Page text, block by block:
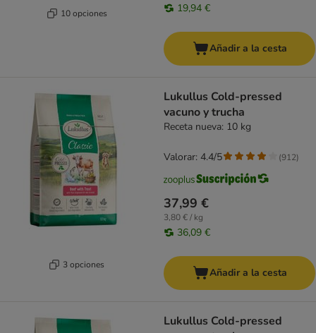
10 opciones 19,94 €
Añadir a la cesta
3 opciones
Lukullus Cold-pressed
vacuno y trucha
Receta nueva: 10 kg
37,99 €
3,80 € / kg
36,09 €
Valorar: 4.4/5 (912)
Añadir a la cesta
Lukullus Cold-pressed